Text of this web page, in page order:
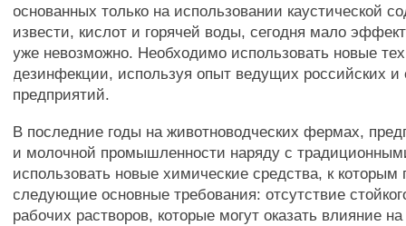
основанных только на использовании каустической
извести, кислот и горячей воды, сегодня мало
уже невозможно. Необходимо использовать новые
дезинфекции, используя опыт ведущих российских и
предприятий.
В последние годы на животноводческих фермах,
и молочной промышленности наряду с
использовать новые химические средства, к
следующие основные требования: отсутствие
рабочих растворов, которые могут оказать влияние на